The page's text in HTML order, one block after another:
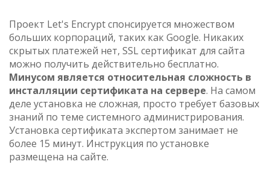
Проект Let's Encrypt спонсируется множеством
больших корпораций, таких как Google. Никаких
скрытых платежей нет, SSL сертификат для сайта
можно получить действительно бесплатно.
Минусом является относительная сложность в
инсталляции сертификата на сервере. На самом
деле установка не сложная, просто требует базовых
знаний по теме системного администрирования.
Установка сертификата экспертом занимает не
более 15 минут. Инструкция по установке
размещена на сайте.